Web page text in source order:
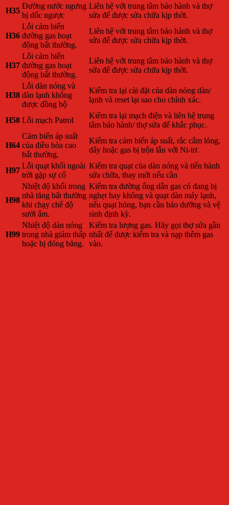
H35
Đường nước ngưng
bị dốc ngược
Liên hệ với trung tâm bảo hành và thợ
sửa để được sửa chữa kịp thời.
H36
Lỗi cảm biến
đường gas hoạt
động bất thường.
Liên hệ với trung tâm bảo hành và thợ
sửa để được sửa chữa kịp thời.
H37
Lỗi cảm biến
đường gas hoạt
động bất thường.
Liên hệ với trung tâm bảo hành và thợ
sửa để được sửa chữa kịp thời.
H38
Lỗi dàn nóng và
dàn lạnh không
được đồng bộ
Kiểm tra lại cài đặt của dàn nóng dàn/
lạnh và reset lại sao cho chính xác.
H58 Lỗi mạch Patrol
Kiểm tra lại mạch điện và liên hệ trung
tâm bảo hành/ thợ sửa để khắc phục.
H64
Cảm biến áp suất
của điều hòa cao
bất thường.
Kiểm tra cảm biến áp suất, rắc cắm lỏng,
dây hoặc gas bị trộn lẫn với Ni-tơ.
H97
Lỗi quạt khối ngoài
trời gặp sự cố
Kiểm tra quạt của dàn nóng và tiến hành
sửa chữa, thay mới nếu cần
H98
Nhiệt độ khối trong
nhà tăng bất thường
khi chạy chế độ
sưởi ấm.
Kiểm tra đường ống dẫn gas có đang bị
nghẹt hay không và quạt dàn máy lạnh,
nếu quạt hỏng, bạn cần bảo dưỡng và vệ
sinh định kỳ.
H99
Nhiệt độ dàn nóng
trong nhà giảm thấp
hoặc bị đóng băng.
Kiểm tra lượng gas. Hãy gọi thợ sửa gần
nhất để được kiểm tra và nạp thêm gas
vào.